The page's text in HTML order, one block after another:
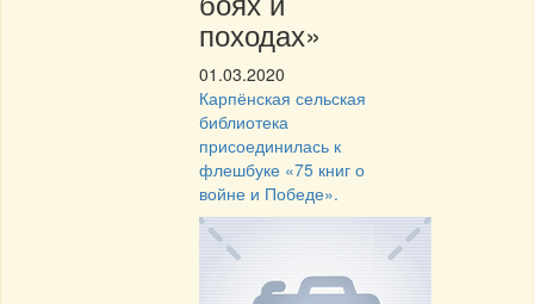
походах»
01.03.2020
Карпёнская сельская
библиотека
присоединилась к
флешбуке «75 книг о
войне и Победе».